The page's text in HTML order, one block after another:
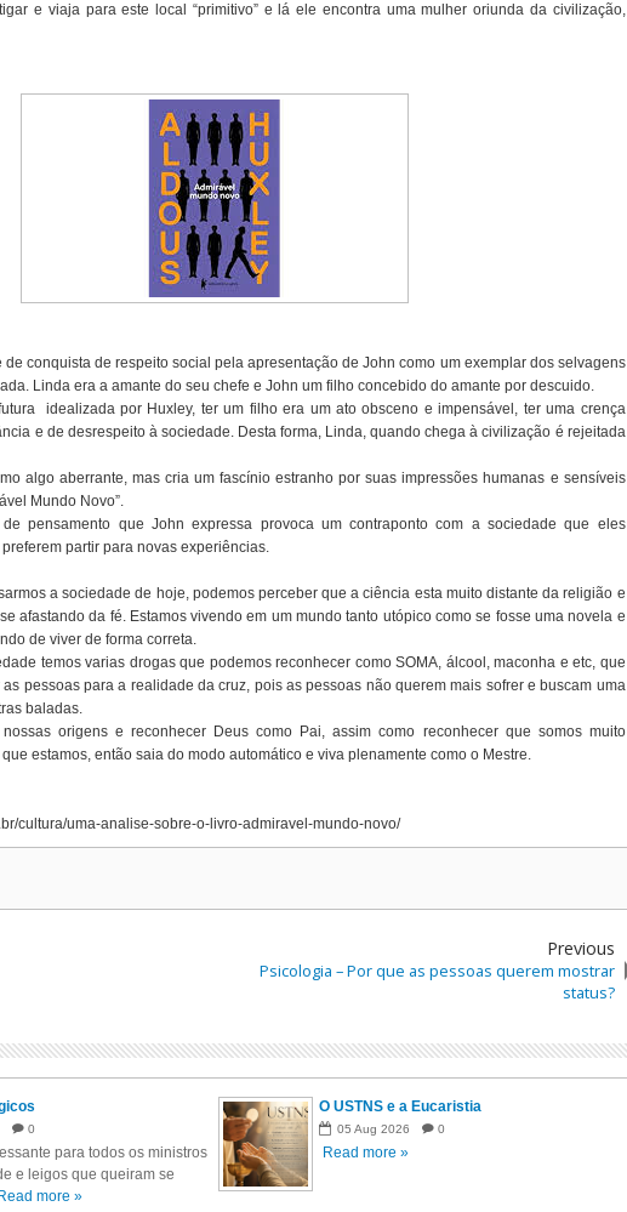
e viaja para este local “primitivo” e lá ele encontra uma mulher oriunda da civilização,
de conquista de respeito social pela apresentação de John como um exemplar dos selvagens
Linda era a amante do seu chefe e John um filho concebido do amante por descuido.
idealizada por Huxley, ter um filho era um ato obsceno e impensável, ter uma crença
e de desrespeito à sociedade. Desta forma, Linda, quando chega à civilização é rejeitada
algo aberrante, mas cria um fascínio estranho por suas impressões humanas e sensíveis
Mundo Novo”.
pensamento que John expressa provoca um contraponto com a sociedade que eles
partir para novas experiências.
a sociedade de hoje, podemos perceber que a ciência esta muito distante da religião e
afastando da fé. Estamos vivendo em um mundo tanto utópico como se fosse uma novela e
de viver de forma correta.
temos varias drogas que podemos reconhecer como SOMA, álcool, maconha e etc, que
pessoas para a realidade da cruz, pois as pessoas não querem mais sofrer e buscam uma
baladas.
origens e reconhecer Deus como Pai, assim como reconhecer que somos muito
estamos, então saia do modo automático e viva plenamente como o Mestre.
cultura/uma-analise-sobre-o-livro-admiravel-mundo-novo/
Previous
Psicologia – Por que as pessoas querem mostrar
status?
0
para todos os ministros
e leigos que queiram se
Read more »
O USTNS e a Eucaristia
05 Aug 2026 0
Read more »